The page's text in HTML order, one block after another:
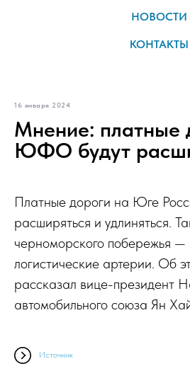
НОВОСТИ
КОНТАКТЫ
16 января 2024
Мнение: платные
ЮФО будут
Платные дороги на Юге
расширяться и удлиняться.
черноморского побережья
логистические артерии. Об
рассказал вице-президент
автомобильного союза Ян
Источник